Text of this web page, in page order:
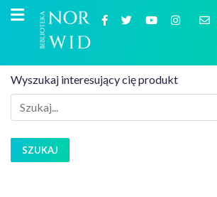
Wyszukaj interesujący cię produkt
SZUKAJ